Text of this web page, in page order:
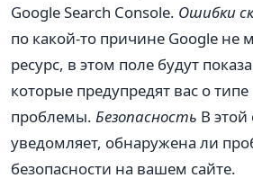
Google Search Console. Ошибки
по какой-то причине Google не
ресурс, в этом поле будут
которые предупредят вас о типе
проблемы. Безопасность В этой
уведомляет, обнаружена ли
безопасности на вашем сайте.